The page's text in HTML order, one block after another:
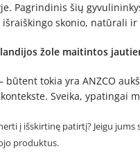
Pagrindinis šių
skonio, natūrali ir
žole maitintos
tokia yra ANZCO
Sveika,
į išskirtinę patirtį? Jeigu
produktus.